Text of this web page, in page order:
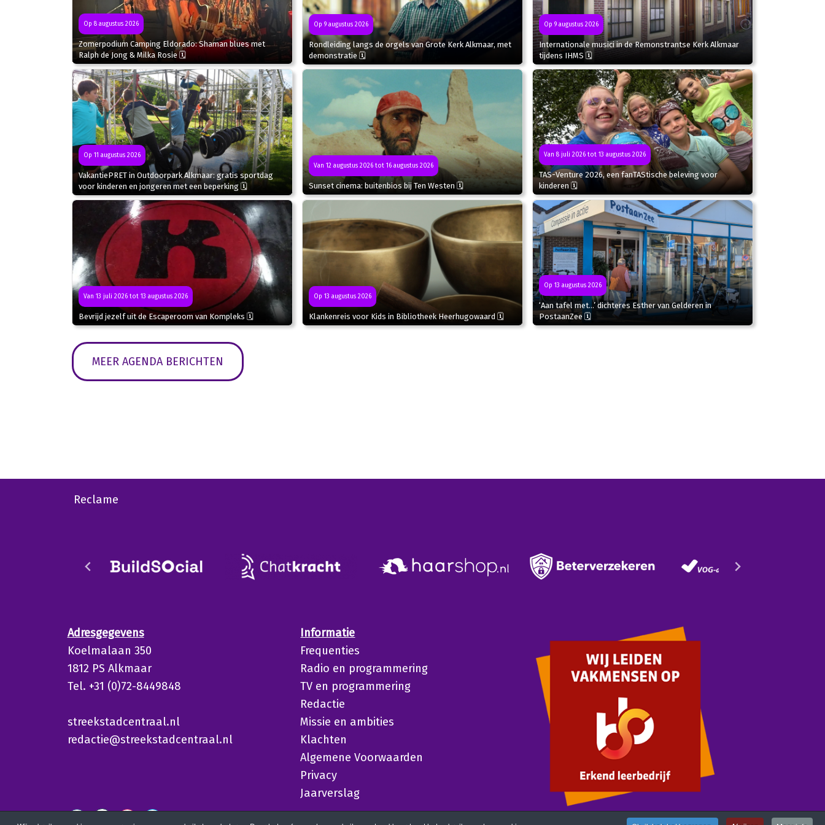
Op 8 augustus 2026
Zomerpodium Camping Eldorado: Shaman blues met
Ralph de Jong & Milka Rosie 🗓
Op 9 augustus 2026
Rondleiding langs de orgels van Grote Kerk Alkmaar, met
demonstratie 🗓
Op 9 augustus 2026
Internationale musici in de Remonstrantse Kerk Alkmaar
tijdens IHMS 🗓
Op 11 augustus 2026
VakantiePRET in Outdoorpark Alkmaar: gratis sportdag
voor kinderen en jongeren met een beperking 🗓
Van 12 augustus 2026 tot 16 augustus 2026
Sunset cinema: buitenbios bij Ten Westen 🗓
Van 8 juli 2026 tot 13 augustus 2026
TAS-Venture 2026, een fanTAStische beleving voor
kinderen 🗓
Van 13 juli 2026 tot 13 augustus 2026
Bevrijd jezelf uit de Escaperoom van Kompleks 🗓
Op 13 augustus 2026
Klankenreis voor Kids in Bibliotheek Heerhugowaard 🗓
Op 13 augustus 2026
‘Aan tafel met…’ dichteres Esther van Gelderen in
PostaanZee 🗓
MEER AGENDA BERICHTEN
Reclame
Adresgegevens
Koelmalaan 350
1812 PS Alkmaar
Tel. +31 (0)72-8449848
streekstadcentraal.nl
redactie@streekstadcentraal.nl
Informatie
Frequenties
Radio en programmering
TV en programmering
Redactie
Missie en ambities
Klachten
Algemene Voorwaarden
Privacy
Jaarverslag